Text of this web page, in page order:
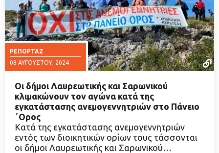
ΡΕΠΟΡΤΆΖ
08 ΑΥΓΟΎΣΤΟΥ, 2024
Οι δήμοι Λαυρεωτικής και Σαρωνικού
κλιμακώνουν τον αγώνα κατά της
εγκατάστασης ανεμογεννητριών στο Πάνειο
΄Ορος
Κατά της εγκατάστασης ανεμογεννητριών
εντός των διοικητικών ορίων τους τάσσονται
οι δήμοι Λαυρεωτικής και Σαρωνικού…